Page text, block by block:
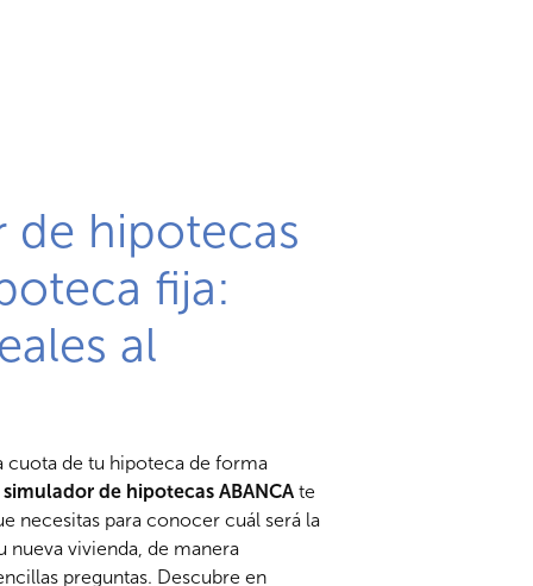
de hipotecas
fija:
al
cuota de tu hipoteca de forma
simulador de hipotecas ABANCA te
necesitas para conocer cuál será la
nueva vivienda, de manera
preguntas. Descubre en